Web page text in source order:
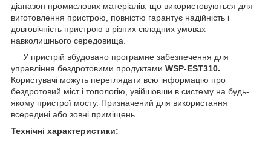
діапазон промислових матеріалів, що використовуються для
виготовлення пристрою, повністю гарантує надійність і
довговічність пристрою в різних складних умовах
навколишнього середовища.
У пристрій вбудовано програмне забезпечення для
управління бездротовими продуктами WSP-EST310.
Користувачі можуть переглядати всю інформацію про
бездротовий міст і топологію, увійшовши в систему на будь-
якому пристрої мосту. Призначений для використання
всередині або зовні приміщень.
Технічні характеристики: